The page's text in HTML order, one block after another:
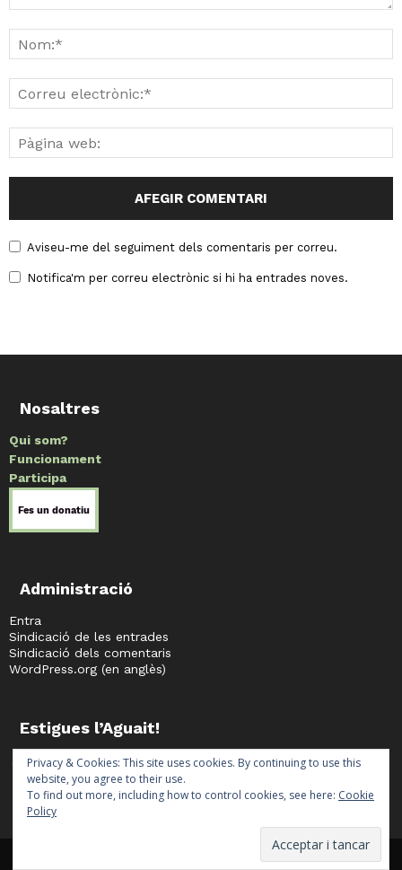
Aviseu-me del seguiment dels comentaris per correu.
Notifica'm per correu electrònic si hi ha entrades noves.
Nosaltres
Qui som?
Funcionament
Participa
Administració
Entra
Sindicació de les entrades
Sindicació dels comentaris
WordPress.org (en anglès)
Estigues l’Aguait!
facebooktwitter instagramtelegram
Privacy & Cookies: This site uses cookies. By continuing to use this
website, you agree to their use.
To find out more, including how to control cookies, see here: Cookie
Policy